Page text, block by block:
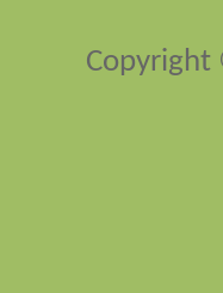
Copyright